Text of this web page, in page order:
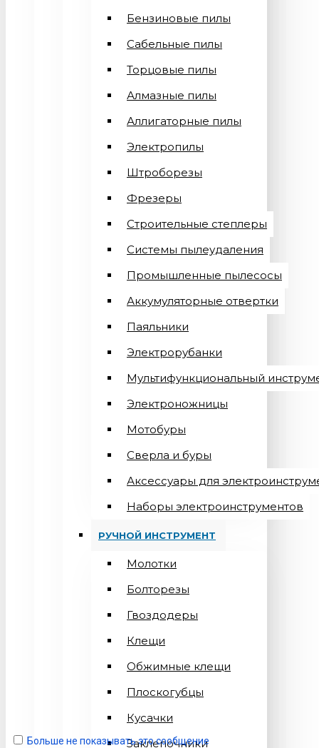
Бензиновые пилы
Сабельные пилы
Торцовые пилы
Алмазные пилы
Аллигаторные пилы
Электропилы
Штроборезы
Фрезеры
Строительные степлеры
Системы пылеудаления
Промышленные пылесосы
Аккумуляторные отвертки
Паяльники
Электрорубанки
Мультифункциональный
Электроножницы
Мотобуры
Сверла и буры
Аксессуары для
Наборы электроинструментов
РУЧНОЙ ИНСТРУМЕНТ
Молотки
Болторезы
Гвоздодеры
Клещи
Обжимные клещи
Плоскогубцы
Кусачки
Заклепочники
Больше не показывать это сообщение